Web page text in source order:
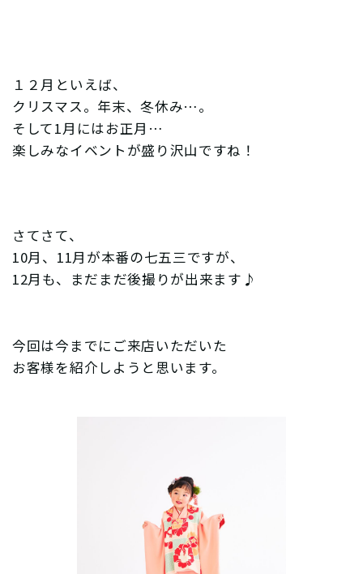
１２月といえば、
クリスマス。年末、冬休み…。
そして1月にはお正月…
楽しみなイベントが盛り沢山ですね！
さてさて、
10月、11月が本番の七五三ですが、
12月も、まだまだ後撮りが出来ます♪
今回は今までにご来店いただいた
お客様を紹介しようと思います。